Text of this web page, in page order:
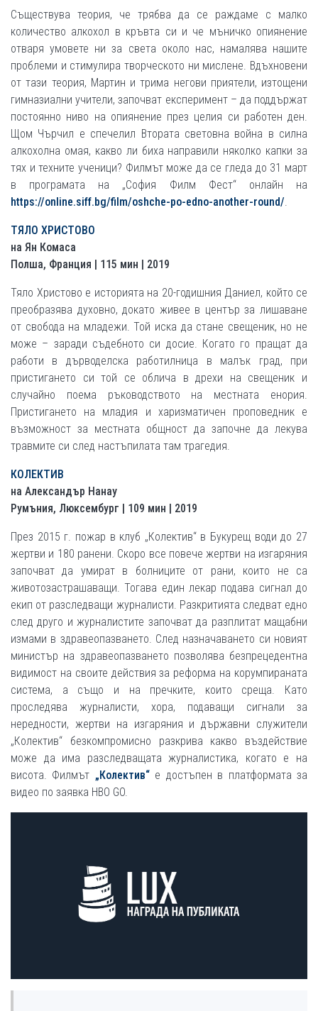
Съществува теория, че трябва да се раждаме с малко
количество алкохол в кръвта си и че мъничко опиянение
отваря умовете ни за света около нас, намалява нашите
проблеми и стимулира творческото ни мислене. Вдъхновени
от тази теория, Мартин и трима негови приятели, изтощени
гимназиални учители, започват експеримент – да поддържат
постоянно ниво на опиянение през целия си работен ден.
Щом Чърчил е спечелил Втората световна война в силна
алкохолна омая, какво ли биха направили няколко капки за
тях и техните ученици? Филмът може да се гледа до 31 март
в програмата на „София Филм Фест“ онлайн на
https://online.siff.bg/film/oshche-po-edno-another-round/
ТЯЛО ХРИСТОВО
на Ян Комаса
Полша, Франция | 115 мин | 2019
Тяло Христово е историята на 20-годишния Даниел, който се
преобразява духовно, докато живее в център за лишаване
от свобода на младежи. Той иска да стане свещеник, но не
може – заради съдебното си досие. Когато го пращат да
работи в дърводелска работилница в малък град, при
пристигането си той се облича в дрехи на свещеник и
случайно поема ръководството на местната енория.
Пристигането на младия и харизматичен проповедник е
възможност за местната общност да започне да лекува
травмите си след настъпилата там трагедия.
КОЛЕКТИВ
на Александър Нанау
Румъния, Люксембург | 109 мин | 2019
През 2015 г. пожар в клуб „Колектив“ в Букурещ води до 27
жертви и 180 ранени. Скоро все повече жертви на изгаряния
започват да умират в болниците от рани, които не са
животозастрашаващи. Тогава един лекар подава сигнал до
екип от разследващи журналисти. Разкритията следват едно
след друго и журналистите започват да разплитат мащабни
измами в здравеопазването. След назначаването си новият
министър на здравеопазването позволява безпрецедентна
видимост на своите действия за реформа на корумпираната
система, а също и на пречките, които среща. Като
проследява журналисти, хора, подаващи сигнали за
нередности, жертви на изгаряния и държавни служители
„Колектив“ безкомпромисно разкрива какво въздействие
може да има разследващата журналистика, когато е на
висота. Филмът „Колектив“е достъпен в платформата за
видео по заявка HBO GO.